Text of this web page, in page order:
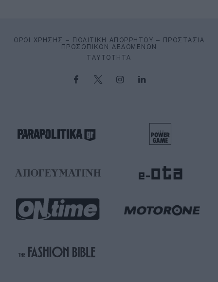
ΌΡΟΙ ΧΡΉΣΗΣ – ΠΟΛΙΤΙΚΉ ΑΠΟΡΡΉΤΟΥ – ΠΡΟΣΤΑΣΊΑ
ΠΡΟΣΩΠΙΚΏΝ ΔΕΔΟΜΈΝΩΝ
ΤΑΥΤΌΤΗΤΑ